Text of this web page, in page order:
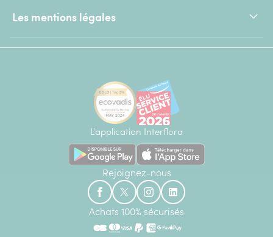
Les mentions légales
L'application Interflora
Rejoignez-nous
Achats 100% sécurisés